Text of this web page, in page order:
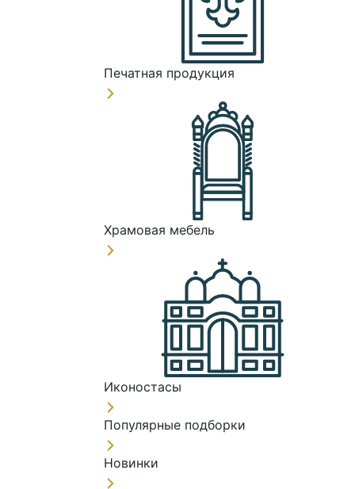
Печатная продукция
Храмовая мебель
Иконостасы
Популярные подборки
Новинки